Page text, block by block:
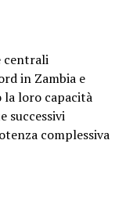
centrali
in Zambia e
la loro capacità
successivi
complessiva